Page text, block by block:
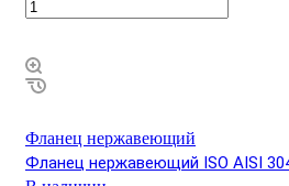
Фланец нержавеющий
Фланец нержавеющий ISO AISI